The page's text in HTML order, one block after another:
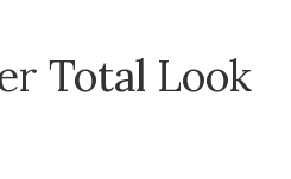
Total Look